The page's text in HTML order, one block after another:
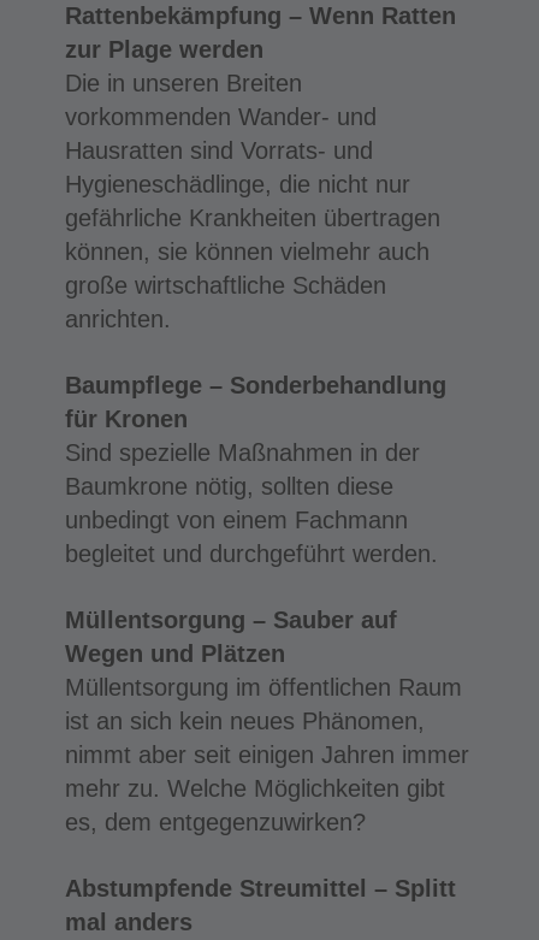
Rattenbekämpfung – Wenn Ratten
zur Plage werden
Die in unseren Breiten
vorkommenden Wander- und
Hausratten sind Vorrats- und
Hygieneschädlinge, die nicht nur
gefährliche Krankheiten übertragen
können, sie können vielmehr auch
große wirtschaftliche Schäden
anrichten.
Baumpflege – Sonderbehandlung
für Kronen
Sind spezielle Maßnahmen in der
Baumkrone nötig, sollten diese
unbedingt von einem Fachmann
begleitet und durchgeführt werden.
Müllentsorgung – Sauber auf
Wegen und Plätzen
Müllentsorgung im öffentlichen Raum
ist an sich kein neues Phänomen,
nimmt aber seit einigen Jahren immer
mehr zu. Welche Möglichkeiten gibt
es, dem entgegenzuwirken?
Abstumpfende Streumittel – Splitt
mal anders